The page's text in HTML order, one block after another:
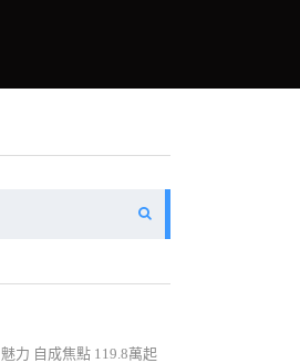
力 自成焦點 119.8萬起